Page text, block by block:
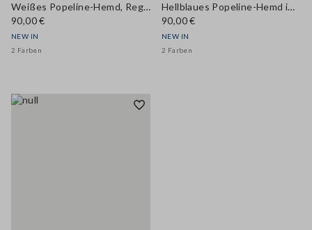
Weißes Popeline-Hemd, Regular Fit
90,00 €
NEW IN
2 Farben
Hellblaues Popeline-Hemd im Regular Fit
90,00 €
NEW IN
2 Farben